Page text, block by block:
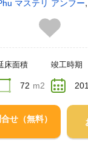
マステリ アンフー,
床面積
72 m2
竣工時期
せ（無料）